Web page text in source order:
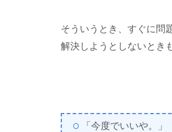
そういうとき、すぐに問
解決しようとしないとき
「今度でいいや。」